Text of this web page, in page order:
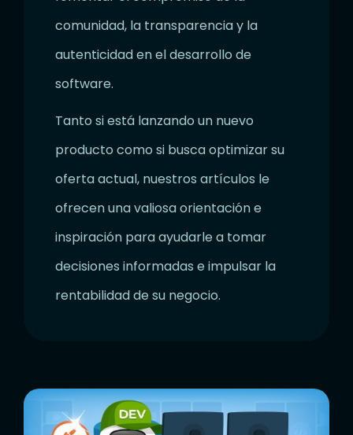
comunidad, la transparencia y la
autenticidad en el desarrollo de
software.
Tanto si está lanzando un nuevo
producto como si busca optimizar su
oferta actual, nuestros artículos le
ofrecen una valiosa orientación e
inspiración para ayudarle a tomar
decisiones informadas e impulsar la
rentabilidad de su negocio.